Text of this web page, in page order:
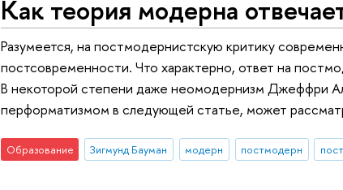
Как теория модерна
Разумеется, на постмодернистскую критику
постсовременности. Что характерно, ответ на
В некоторой степени даже неомодернизм Джеффри
перформатизмом в следующей статье, может
Образование Зигмунд Бауман модерн постмодерн